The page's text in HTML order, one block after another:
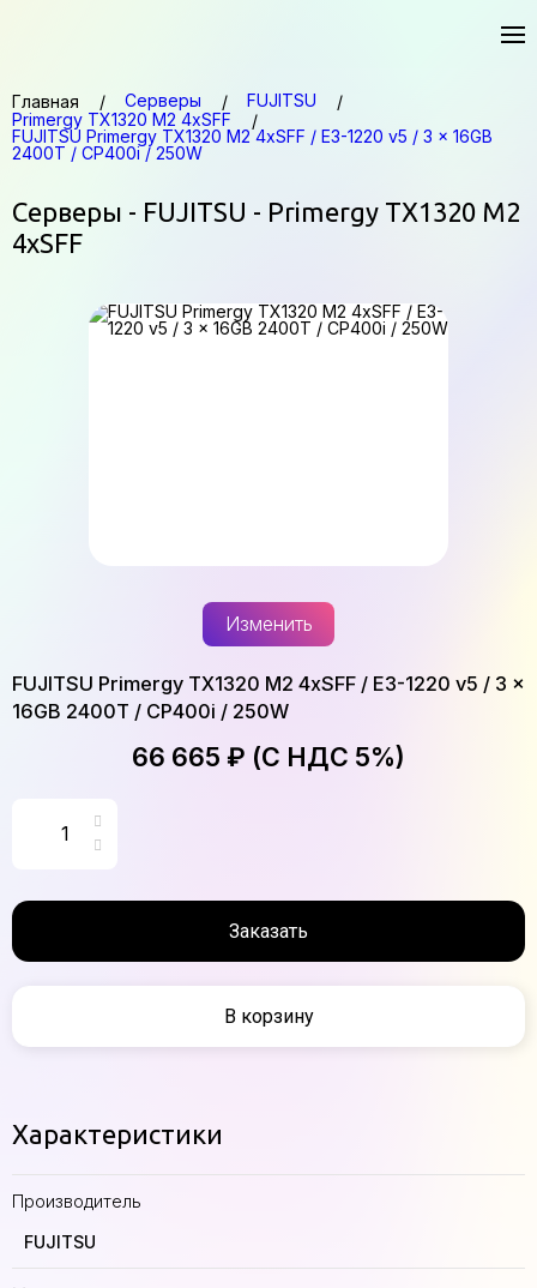
Главная Серверы
FUJITSU
Primergy TX1320 M2 4xSFF
FUJITSU Primergy TX1320 M2 4xSFF / E3-1220 v5 / 3 x 16GB
2400T / CP400i / 250W
Серверы - FUJITSU - Primergy TX1320 M2
4xSFF
Изменить
FUJITSU Primergy TX1320 M2 4xSFF / E3-1220 v5 / 3 x
16GB 2400T / CP400i / 250W
66 665 ₽ (С НДС 5%)
Заказать
В корзину
Характеристики
Производитель
FUJITSU